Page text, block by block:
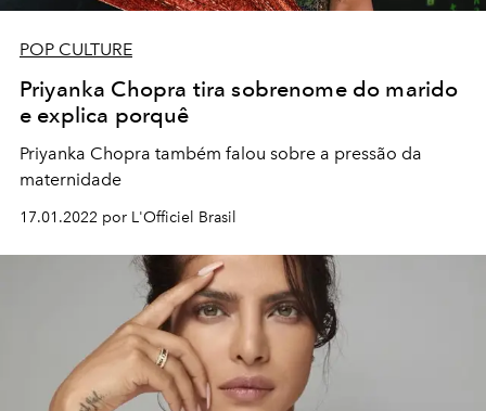
POP CULTURE
Priyanka Chopra tira sobrenome do marido
e explica porquê
Priyanka Chopra também falou sobre a pressão da
maternidade
17.01.2022 por L'Officiel Brasil